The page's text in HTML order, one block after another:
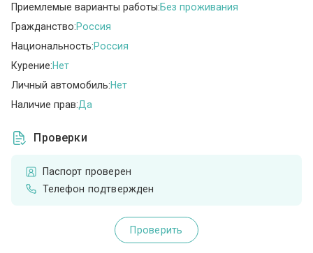
Приемлемые варианты работы:Без проживания
Гражданство:Россия
Национальность:Россия
Курение:Нет
Личный автомобиль:Нет
Наличие прав:Да
Проверки
Паспорт проверен
Телефон подтвержден
Проверить